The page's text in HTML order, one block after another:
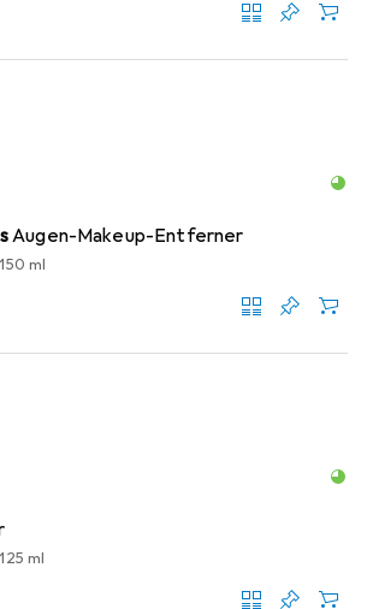
Augen-Makeup-Entferner
ml
ml